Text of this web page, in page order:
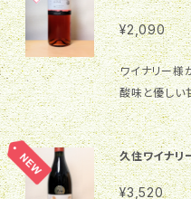
じるガーネット］ 穏やかな熟成を感じさせる、
きのあるガー
色のニュアン
の変化が見て
品のある印象を与えます。
ントな香り］ イチゴやドライクランベリーを思わせる鮮
やかな果実の
重なり、グラ
と紅茶や腐葉
いからも若々しい印象
やかさの奥にさわやか
な甘やかな香
された果実感
チナシなど白
れます。 スワ
しめます。 ［果実の甘みと心地よい後味］ 果実の甘みを
伴う厚みのあ
日が続き暑い
く、台風の影
た。 ［2024メイキングレポート］ 収穫中の畑での選果、
さらに選果台
た。フルーテ
漬した後に発
の旨味を引き
ス機で低圧で
ほど樽熟成を
た品種です。
返し、今回新
コ『レッド』
ン・親しみや
わいをお楽しみください。 テ
ち着きのあるガーネット色
アンスが感じ
し落ち着いた
かい泡からは
¥2,090
ワイナリー様から
酸味と優しい
ンベルです。
久住ワイナ
¥3,520